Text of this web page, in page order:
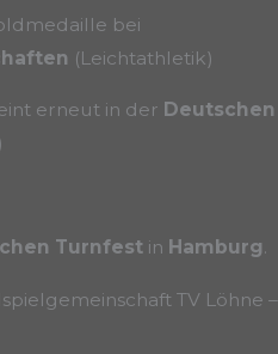
bei
(Leichtathletik)
erneut in der Deutschen
Turnfest in Hamburg.
TV Löhne –